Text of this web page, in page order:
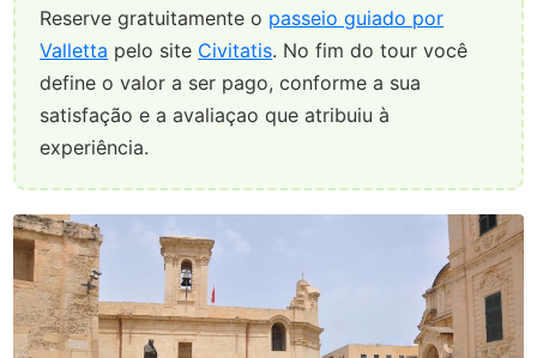
Reserve gratuitamente o passeio guiado por
Valletta pelo site Civitatis. No fim do tour você
define o valor a ser pago, conforme a sua
satisfação e a avaliaçao que atribuiu à
experiência.